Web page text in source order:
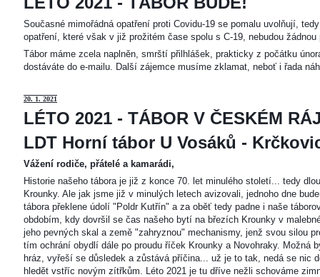
Současné mimořádná opatření proti Covidu-19 se pomalu uvolňují,
opatření, které však v již prožitém čase spolu s C-19, nebudou žádnou
Tábor máme zcela naplněn, smrští přilhlášek, prakticky z počátku
dostáváte do e-mailu. Další zájemce musíme zklamat, neboť i řada
20. 1. 2021
LÉTO 2021 - TÁBOR V ČESKÉM
LDT Horní tábor U Vosáků -
Vážení rodiče, přátelé a kamarádi,
Historie našeho tábora je již z konce 70. let minulého století... tedy
Krounky. Ale jak jsme již v minulých letech avizovali, jednoho dne
tábora překlene údolí "Poldr Kutřín" a za oběť tedy padne i naše
obdobím, kdy dovršil se čas našeho bytí na březích Krounky v
jeho pevných skal a země "zahryznou" mechanismy, jenž svou silou
tím ochrání obydlí dále po proudu říček Krounky a Novohraky. Možná
hráz, vyřeší se důsledek a zůstává příčina... už je to tak, nedá se nic
hledět vstříc novým zítřkům. Léto 2021 je tu dříve nežli schováme